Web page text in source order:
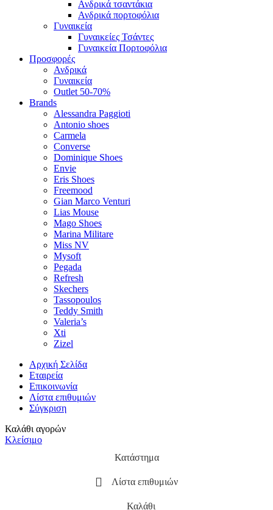
Ανδρικά τσαντάκια
Ανδρικά πορτοφόλια
Γυναικεία
Γυναικείες Τσάντες
Γυναικεία Πορτοφόλια
Προσφορές
Ανδρικά
Γυναικεία
Outlet 50-70%
Brands
Alessandra Paggioti
Antonio shoes
Carmela
Converse
Dominique Shoes
Envie
Eris Shoes
Freemood
Gian Marco Venturi
Lias Mouse
Mago Shoes
Marina Militare
Miss NV
Mysoft
Pegada
Refresh
Skechers
Tassopoulos
Teddy Smith
Valeria’s
Xti
Zizel
Αρχική Σελίδα
Εταιρεία
Επικοινωνία
Λίστα επιθυμιών
Σύγκριση
Καλάθι αγορών
Κλείσιμο
Κατάστημα
Λίστα επιθυμιών
Καλάθι